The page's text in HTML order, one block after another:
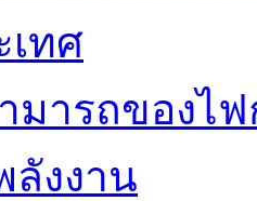
เทศ
มารถของไ
ลังงาน